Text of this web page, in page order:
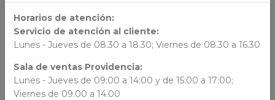
AÑADIR AL CARRO
Horarios de atención:
Servicio de atención al cliente:
Lunes - Jueves de 08.30 a 18.30; Viernes de 08.30 a 16.30
Sala de ventas Providencia:
Lunes - Jueves de 09:00 a 14:00 y de 15:00 a 17:00;
Viernes de 09.00 a 14.00